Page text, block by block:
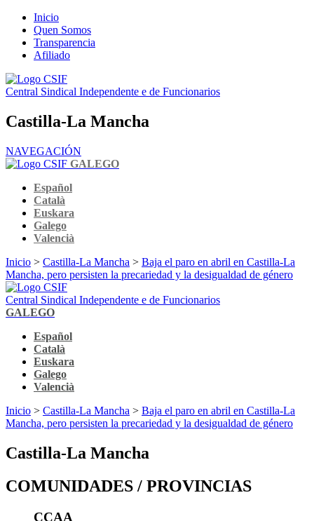
Inicio
Quen Somos
Transparencia
Afiliado
Central Sindical Independente e de Funcionarios
Castilla-La Mancha
NAVEGACIÓN
GALEGO
Español
Català
Euskara
Galego
Valencià
Inicio > Castilla-La Mancha > Baja el paro en abril en Castilla-La
Mancha, pero persisten la precariedad y la desigualdad de género
Central Sindical Independente e de Funcionarios
GALEGO
Español
Català
Euskara
Galego
Valencià
Inicio > Castilla-La Mancha > Baja el paro en abril en Castilla-La
Mancha, pero persisten la precariedad y la desigualdad de género
Castilla-La Mancha
COMUNIDADES / PROVINCIAS
CCAA